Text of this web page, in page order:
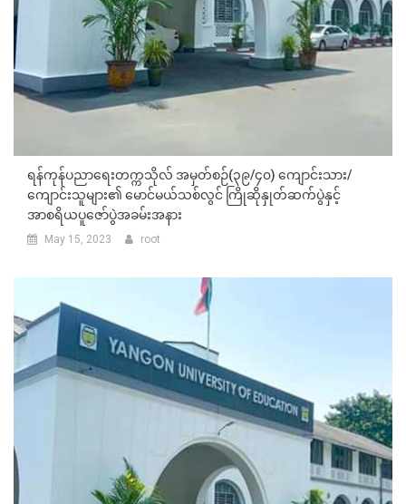
ရန်ကုန်ပညာရေးတက္ကသိုလ် အမှတ်စဉ်(၃၉/၄၀) ကျောင်းသား/
ကျောင်းသူများ၏ မောင်မယ်သစ်လွင် ကြိုဆိုနှုတ်ဆက်ပွဲနှင့်
အာစရိယပူဇော်ပွဲအခမ်းအနား
May 15, 2023 root